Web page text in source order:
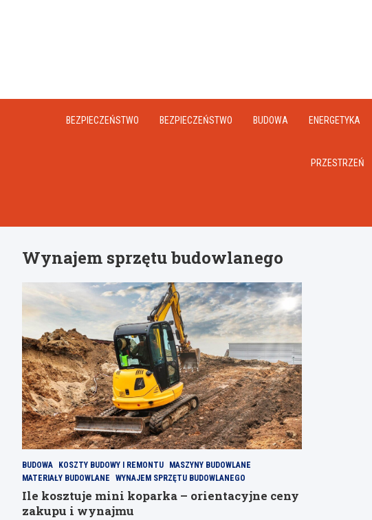
BEZPIECZEŃSTWO BEZPIECZEŃSTWO BUDOWA ENERGETYKA
PRZESTRZEŃ
Wynajem sprzętu budowlanego
BUDOWA KOSZTY BUDOWY I REMONTU
MASZYNY BUDOWLANE
MATERIAŁY BUDOWLANE
WYNAJEM SPRZĘTU BUDOWLANEGO
Ile kosztuje mini koparka – orientacyjne ceny
zakupu i wynajmu